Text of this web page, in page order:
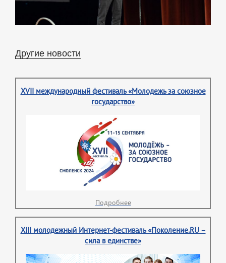
Другие новости
XVII международный фестиваль «Молодежь за союзное
государство»
Подробнее
XIII молодежный Интернет-фестиваль «Поколение.RU –
сила в единстве»